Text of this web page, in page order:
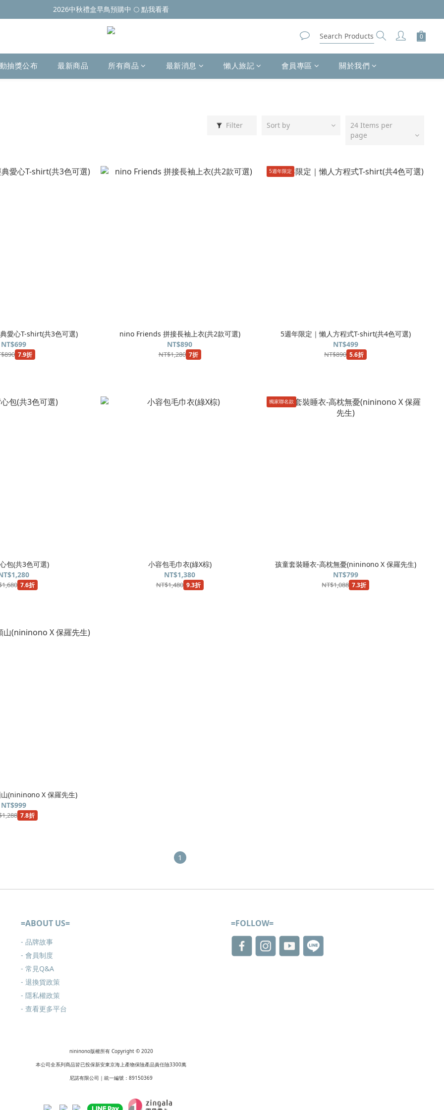
2026中秋禮盒早鳥預購中 🌕 點我看看
抽獎公布 最新商品 所有商品 最新消息 懶人旅記 會員專區 關於我們
Filter Sort by
24 Items per
page
愛心T-shirt(共3色可選)
NT$699
7.9折
nino Friends 拼接長袖上衣(共2款可選)
NT$890
NT$1,280 7折
5週年限定
5週年限定｜懶人方程式T-shirt(共4色可選)
NT$499
NT$890 5.6折
包(共3色可選)
7.6折
小容包毛巾衣(綠X棕)
NT$1,380
NT$1,480 9.3折
獨家聯名款
孩童套裝睡衣-高枕無憂(nininono X 保羅先生)
NT$799
NT$1,088 7.3折
(nininono X 保羅先生)
NT$999
7.8折
1
=ABOUT US=
- 品牌故事
- 會員制度
- 常見Q&A
- 退換貨政策
- 隱私權政策
- 查看更多平台
=FOLLOW=
nininono版權所有 Copyright © 2020
本公司全系列商品皆已投保新安東京海上產物保險產品責任險3300萬
尼諾有限公司｜統一編號：89150369